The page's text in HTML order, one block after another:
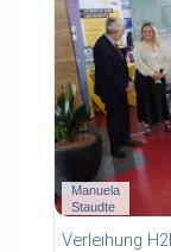
Manuela
Staudte
Verleihung
01:05 duration